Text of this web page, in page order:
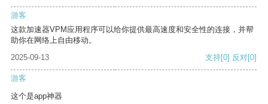
游客
这款加速器VPM应用程序可以给你提供最高速度和安全性的连接，并帮
助你在网络上自由移动。
2025-09-13
支持[0] 反对[0]
游客
这个是app神器